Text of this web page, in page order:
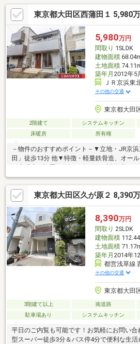
年12月に2階和室を洋室に変更済です。■駅
ールや商店街などの利便施設が揃っておりた
合わせお待ちしております。
東京都大田区西蒲田１ 5,980
5,980万円
間取り 1SLDK
建物面積
土地面積
築年月 2012年5
ＪＲ京浜東
その他の交通
東京都大田
2階建て システムキッチン
床暖房
所有権
－物件のおすすめポイント－▼立地・JR京
田」徒歩13分 他▼特徴・軽量鉄骨造、オー
設備・食洗機／IHクッキングヒーター・電
境・まいばすけっと西蒲田店 徒歩2分(約
童公園 徒歩1分(約60m)・セブンイレブン大田
歩5分(約400m)※容積率は前面道路幅員によ
す■ ご希望の住まい探しをお手伝いしま
の詳細・ご相談はお気軽にお問い合わせくだ
東京都大田区久が原２ 8,390
8,390万円
間取り 2SLDK
建物面積
土地面積
築年月 2014年
都営浅草線
その他の交通
東京都大田
3階建て以上 南道路
駐車場あり
システムキッチン
平日のご内覧も可能です！お気軽にお問い
型スーパー徒歩3分＆バス停4分で便利な生